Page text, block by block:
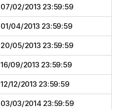
07/02/2013 23:59:59
01/04/2013 23:59:59
20/05/2013 23:59:59
16/09/2013 23:59:59
12/12/2013 23:59:59
03/03/2014 23:59:59